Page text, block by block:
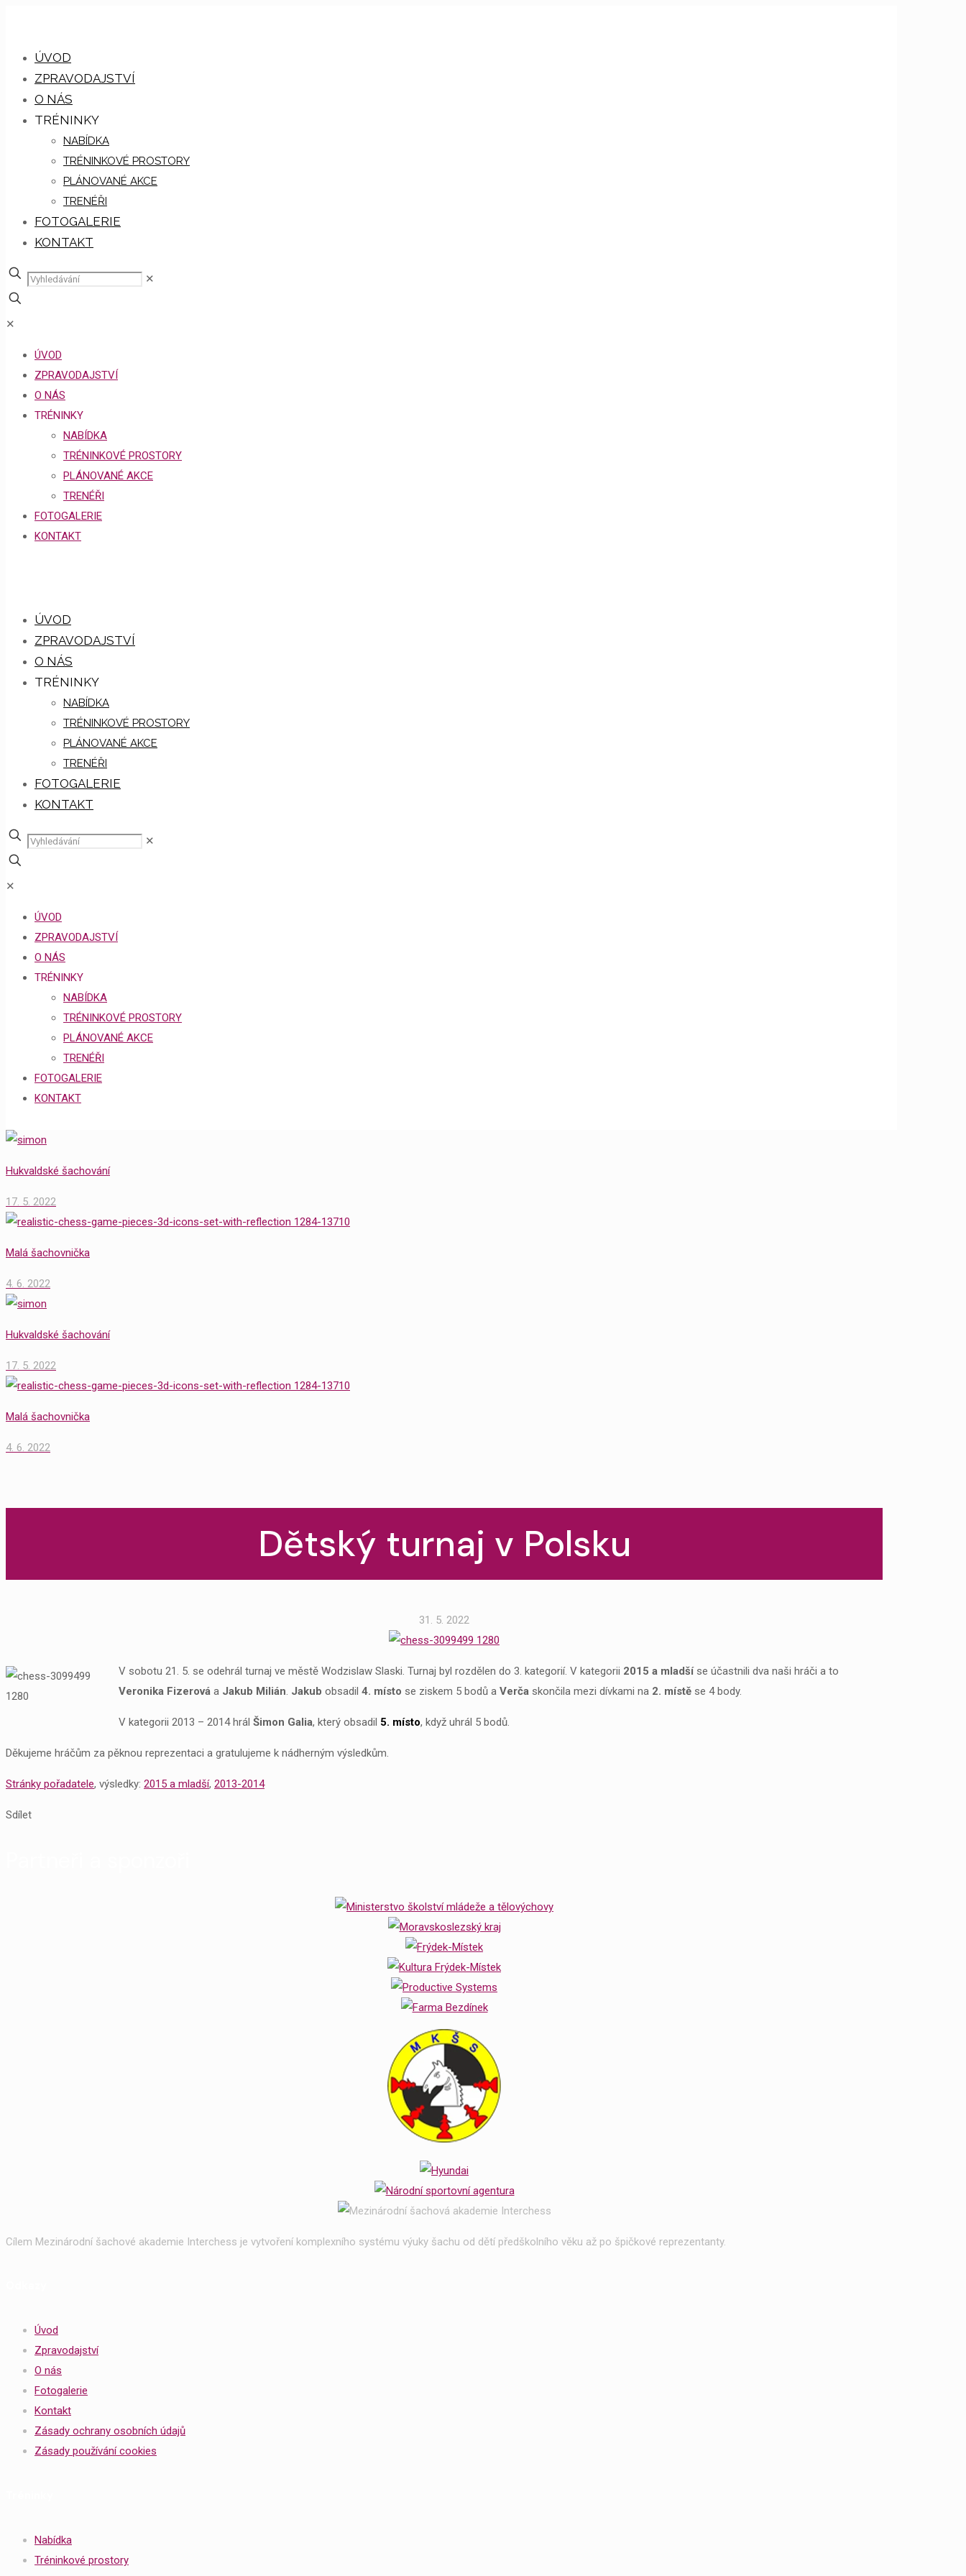
ÚVOD
ZPRAVODAJSTVÍ
O NÁS
TRÉNINKY
NABÍDKA
TRÉNINKOVÉ PROSTORY
PLÁNOVANÉ AKCE
TRENÉŘI
FOTOGALERIE
KONTAKT
✕
✕
ÚVOD
ZPRAVODAJSTVÍ
O NÁS
TRÉNINKY
NABÍDKA
TRÉNINKOVÉ PROSTORY
PLÁNOVANÉ AKCE
TRENÉŘI
FOTOGALERIE
KONTAKT
ÚVOD
ZPRAVODAJSTVÍ
O NÁS
TRÉNINKY
NABÍDKA
TRÉNINKOVÉ PROSTORY
PLÁNOVANÉ AKCE
TRENÉŘI
FOTOGALERIE
KONTAKT
✕
✕
ÚVOD
ZPRAVODAJSTVÍ
O NÁS
TRÉNINKY
NABÍDKA
TRÉNINKOVÉ PROSTORY
PLÁNOVANÉ AKCE
TRENÉŘI
FOTOGALERIE
KONTAKT
Hukvaldské šachování
17. 5. 2022
Malá šachovnička
4. 6. 2022
Hukvaldské šachování
17. 5. 2022
Malá šachovnička
4. 6. 2022
Dětský turnaj v Polsku
31. 5. 2022
V sobotu 21. 5. se odehrál turnaj ve městě Wodzislaw Slaski. Turnaj byl rozdělen do 3. kategorií. V kategorii 2015 a mladšíse účastnili dva naši hráči a to
Veronika Fizerová a Jakub Milián Jakub obsadil 4. místo se ziskem 5 bodů a Verča skončila mezi dívkami na 2. místě se 4 body.
V kategorii 2013 – 2014 hrál Šimon Galia, který obsadil 5. místo, když uhrál 5 bodů.
Děkujeme hráčům za pěknou reprezentaci a gratulujeme k nádherným výsledkům.
Stránky pořadatele, výsledky: 2015 a mladší, 2013-2014
Sdílet
Cílem Mezinárodní šachové akademie Interchess je vytvoření komplexního systému výuky šachu od dětí předškolního věku až po špičkové reprezentanty.
Úvod
Zpravodajství
O nás
Fotogalerie
Kontakt
Zásady ochrany osobních údajů
Zásady používání cookies
Nabídka
Tréninkové prostory